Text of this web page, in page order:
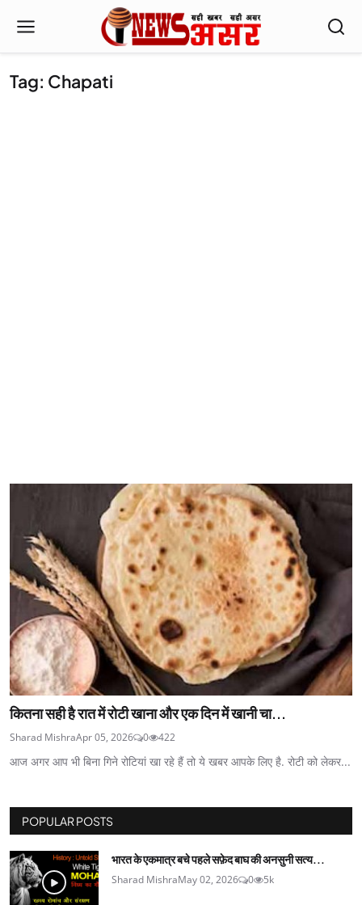
Tag: Chapati
कितना सही है रात में रोटी खाना और एक दिन में खानी चा...
Sharad MishraApr 05, 2026 0 422
आज अगर आप भी बिना गिने रोटियां खा रहे हैं तो ये खबर आपके लिए है. रोटी को लेकर...
POPULAR POSTS
भारत के एकमात्र बचे पहले सफ़ेद बाघ की अनसुनी सत्य...
Sharad MishraMay 02, 2026 0 5k